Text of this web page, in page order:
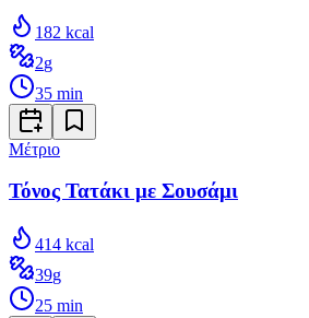
182 kcal
2g
35 min
Μέτριο
Τόνος Τατάκι με Σουσάμι
414 kcal
39g
25 min